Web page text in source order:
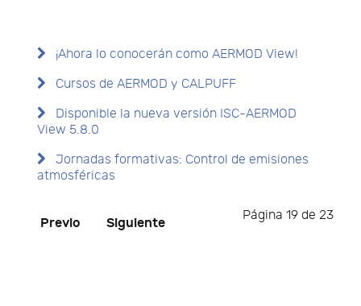
¡Ahora lo conocerán como AERMOD View!
Cursos de AERMOD y CALPUFF
Disponible la nueva versión ISC-AERMOD
View 5.8.0
Jornadas formativas: Control de emisiones
atmosféricas
Página 19 de 23
Previo Siguiente